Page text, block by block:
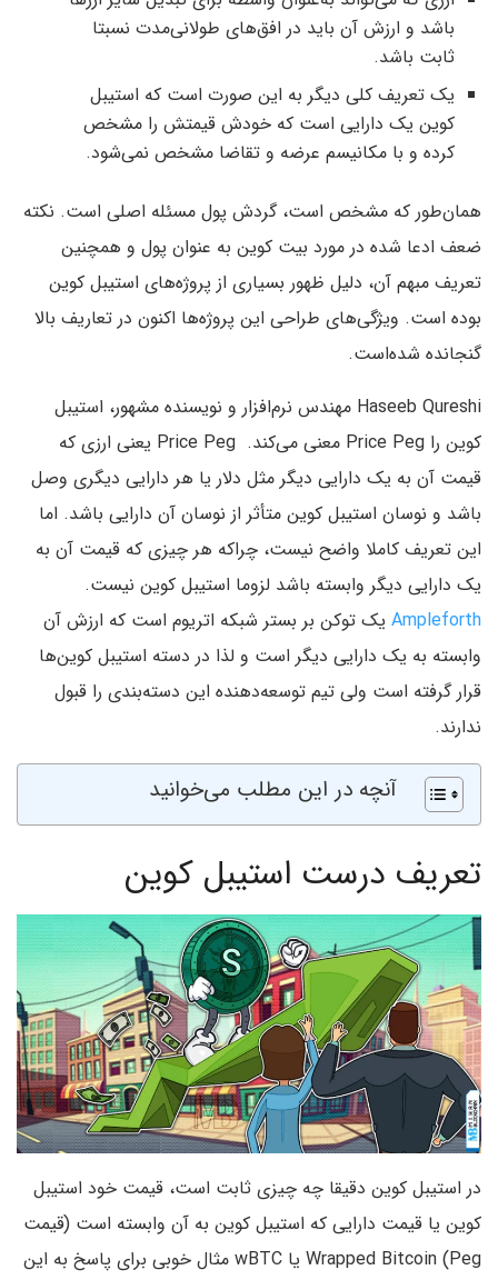
باشد و ارزش آن باید در افق‌های طولانی‌مدت نسبتا
ثابت باشد.
یک تعریف کلی دیگر به این صورت است که استیبل
‌کوین یک دارایی است که خودش قیمتش را مشخص
کرده و با مکانیسم عرضه و تقاضا مشخص نمی‌شود.
همان‌طور که مشخص است، گردش پول مسئله اصلی است. نکته‌
ضعف ادعا شده در مورد بیت کوین به عنوان پول و همچنین
تعریف مبهم آن، دلیل ظهور بسیاری از پروژه‌های استیبل ‌کوین
بوده است. ویژگی‌های طراحی این پروژه‌ها اکنون در تعاریف بالا
گنجانده شده‌است.
Haseeb Qureshi مهندس نرم‌افزار و نویسنده مشهور، استیبل
‌کوین را Price Peg معنی می‌کند. Price Peg یعنی ارزی که
قیمت آن به یک دارایی دیگر مثل دلار یا هر دارایی دیگری وصل
باشد و نوسان استیبل ‌کوین متأثر از نوسان آن دارایی باشد. اما
این تعریف کاملا واضح نیست، چراکه هر چیزی که قیمت آن به
یک دارایی دیگر وابسته باشد لزوما استیبل ‌کوین نیست.
Ampleforth یک توکن بر بستر شبکه اتریوم است که ارزش آن
وابسته به یک دارایی دیگر است و لذا در دسته استیبل ‌کوین‌ها
قرار گرفته است ولی تیم توسعه‌دهنده این دسته‌بندی را قبول
ندارند.
آنچه در این مطلب می‌خوانید
تعریف درست استیبل ‌کوین
در استیبل ‌کوین دقیقا چه چیزی ثابت است، قیمت خود استیبل
‌کوین یا قیمت دارایی که استیبل ‌کوین به آن وابسته است (قیمت
Peg) Wrapped Bitcoin یا wBTC مثال خوبی برای پاسخ به این